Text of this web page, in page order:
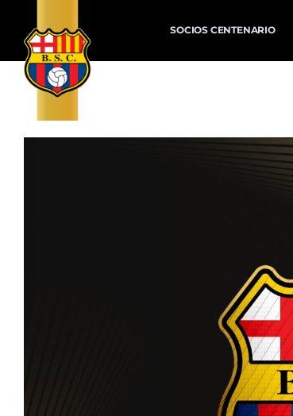
SOCIOS CENTENARIO